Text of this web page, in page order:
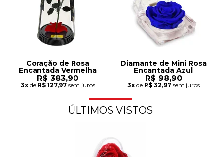
Coração de Rosa
Encantada Vermelha
R$ 383,90
3xde R$ 127,97sem juros
Diamante de Mini Rosa
Encantada Azul
R$ 98,90
3xde R$ 32,97sem juros
ÚLTIMOS VISTOS